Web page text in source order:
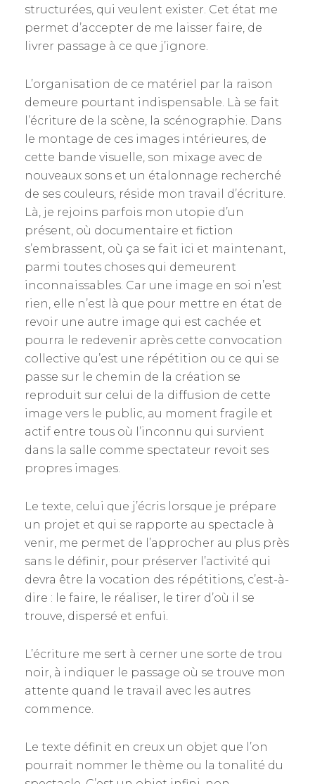
structurées, qui veulent exister. Cet état me
permet d’accepter de me laisser faire, de
livrer passage à ce que j’ignore.
L’organisation de ce matériel par la raison
demeure pourtant indispensable. Là se fait
l’écriture de la scène, la scénographie. Dans
le montage de ces images intérieures, de
cette bande visuelle, son mixage avec de
nouveaux sons et un étalonnage recherché
de ses couleurs, réside mon travail d’écriture.
Là, je rejoins parfois mon utopie d’un
présent, où documentaire et fiction
s’embrassent, où ça se fait ici et maintenant,
parmi toutes choses qui demeurent
inconnaissables. Car une image en soi n’est
rien, elle n’est là que pour mettre en état de
revoir une autre image qui est cachée et
pourra le redevenir après cette convocation
collective qu’est une répétition ou ce qui se
passe sur le chemin de la création se
reproduit sur celui de la diffusion de cette
image vers le public, au moment fragile et
actif entre tous où l’inconnu qui survient
dans la salle comme spectateur revoit ses
propres images.
Le texte, celui que j’écris lorsque je prépare
un projet et qui se rapporte au spectacle à
venir, me permet de l’approcher au plus près
sans le définir, pour préserver l’activité qui
devra être la vocation des répétitions, c’est-à-
dire : le faire, le réaliser, le tirer d’où il se
trouve, dispersé et enfui.
L’écriture me sert à cerner une sorte de trou
noir, à indiquer le passage où se trouve mon
attente quand le travail avec les autres
commence.
Le texte définit en creux un objet que l’on
pourrait nommer le thème ou la tonalité du